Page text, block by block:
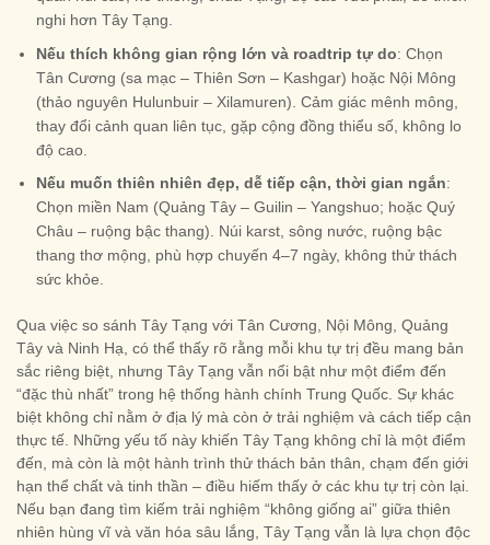
nghi hơn Tây Tạng.
Nếu thích không gian rộng lớn và roadtrip tự do: Chọn
Tân Cương (sa mạc – Thiên Sơn – Kashgar) hoặc Nội Mông
(thảo nguyên Hulunbuir – Xilamuren). Cảm giác mênh mông,
thay đổi cảnh quan liên tục, gặp cộng đồng thiểu số, không lo
độ cao.
Nếu muốn thiên nhiên đẹp, dễ tiếp cận, thời gian ngắn:
Chọn miền Nam (Quảng Tây – Guilin – Yangshuo; hoặc Quý
Châu – ruộng bậc thang). Núi karst, sông nước, ruộng bậc
thang thơ mộng, phù hợp chuyến 4–7 ngày, không thử thách
sức khỏe.
Qua việc so sánh Tây Tạng với Tân Cương, Nội Mông, Quảng
Tây và Ninh Hạ, có thể thấy rõ rằng mỗi khu tự trị đều mang bản
sắc riêng biệt, nhưng Tây Tạng vẫn nổi bật như một điểm đến
“đặc thù nhất” trong hệ thống hành chính Trung Quốc. Sự khác
biệt không chỉ nằm ở địa lý mà còn ở trải nghiệm và cách tiếp cận
thực tế. Những yếu tố này khiến Tây Tạng không chỉ là một điểm
đến, mà còn là một hành trình thử thách bản thân, chạm đến giới
hạn thể chất và tinh thần – điều hiếm thấy ở các khu tự trị còn lại.
Nếu bạn đang tìm kiếm trải nghiệm “không giống ai” giữa thiên
nhiên hùng vĩ và văn hóa sâu lắng, Tây Tạng vẫn là lựa chọn độc